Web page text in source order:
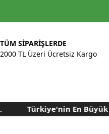
TÜM SİPARİŞLERDE
2000 TL Üzeri Ücretsiz Kargo
Kümes Ekipmanları
Kedi Yaş Mamaları
Tasmalar
Tavşan Yemleri
Türkiye'nin En Büyük